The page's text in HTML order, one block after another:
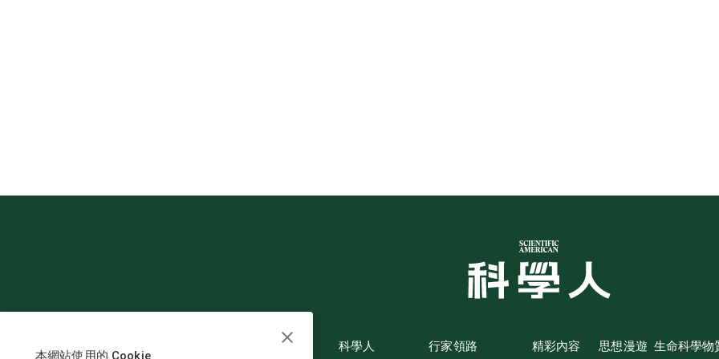
科學人 行家領路 精彩內容 思想漫遊 生命科學物
本網站使用的 Cookie